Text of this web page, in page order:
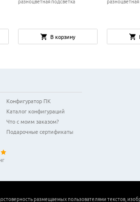
разноцветная подсветка
В корзину
разноцветная
Конфигуратор ПК
Каталог конфигураций
Что с моим заказом?
Подарочные сертификаты
размещаемых пользователями текстов,